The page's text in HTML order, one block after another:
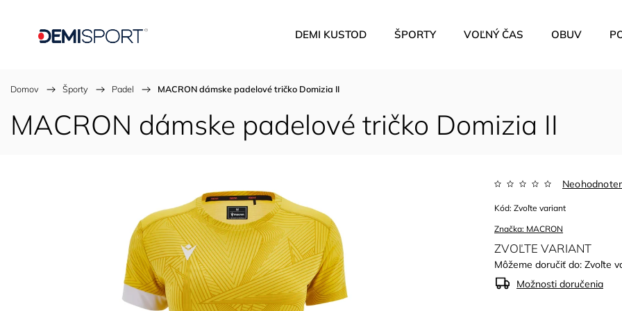
DEMI KUSTOD ŠPORTY VOĽNÝ ČAS OBUV
Domov / Športy / Padel / MACRON dámske padelové tričko Domizia II
MACRON dámske padelové tričko Domizia II
Značka: MACRON
Kód: Zvoľte variant
ZVOĽTE VARIANT
Môžeme doručiť do: Zvoľte
Možnosti doručenia